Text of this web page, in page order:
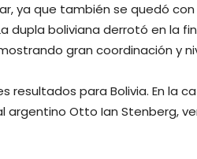
ya que también se quedó
dupla boliviana derrotó en la
gran coordinación y
para Bolivia. En la
argentino Otto Ian Stenberg,